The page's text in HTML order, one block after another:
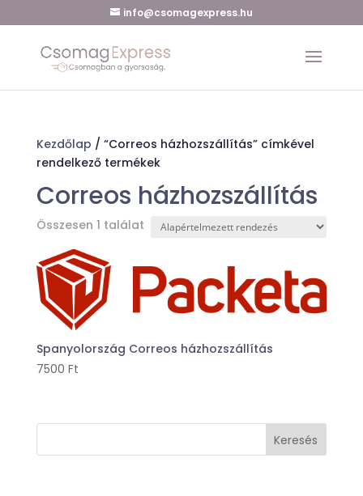
info@csomagexpress.hu
Kezdőlap / “Correos házhozszállítás” címkével
rendelkező termékek
Correos házhozszállítás
Összesen 1 találat
Spanyolország Correos házhozszállítás
7500 Ft
Keresés